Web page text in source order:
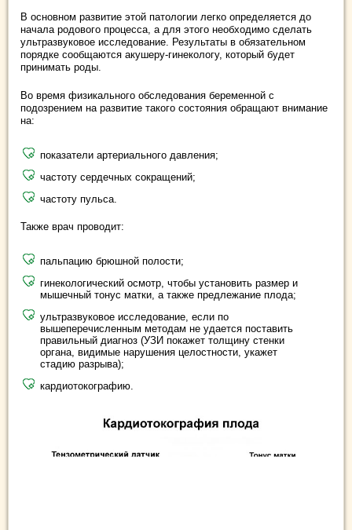
В основном развитие этой патологии легко определяется до
начала родового процесса, а для этого необходимо сделать
ультразвуковое исследование. Результаты в обязательном
порядке сообщаются акушеру-гинекологу, который будет
принимать роды.
Во время физикального обследования беременной с
подозрением на развитие такого состояния обращают внимание
на:
показатели артериального давления;
частоту сердечных сокращений;
частоту пульса.
Также врач проводит:
пальпацию брюшной полости;
гинекологический осмотр, чтобы установить размер и
мышечный тонус матки, а также предлежание плода;
ультразвуковое исследование, если по
вышеперечисленным методам не удается поставить
правильный диагноз (УЗИ покажет толщину стенки
органа, видимые нарушения целостности, укажет
стадию разрыва);
кардиотокографию.